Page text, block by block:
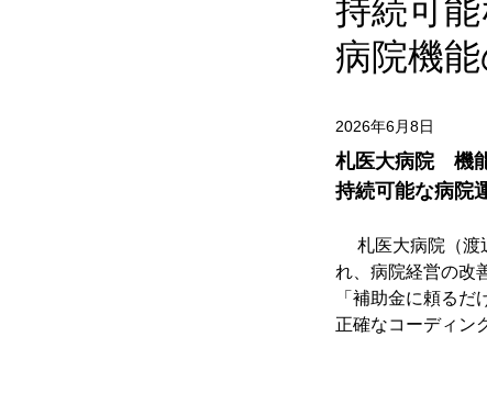
持続可
病院機
2026年6月8日
札医大病院　機
持続可能な病院
札医大病院（渡
れ、病院経営の改
「補助金に頼る
正確なコーディン